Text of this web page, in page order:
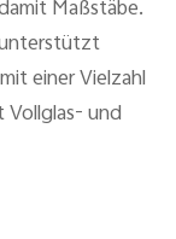
Maßstäbe.
unterstützt
einer Vielzahl
und